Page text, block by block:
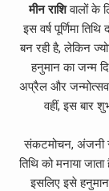
मीन राशिवालों के
इस वर्ष पूर्णिमा
बन रही है, लेकिन
हनुमान का जन्म
अप्रैल और जन्मोत्सव
वहीं, इस बार
संकटमोचन, अंजनी
तिथि को मनाया
इसलिए इसे